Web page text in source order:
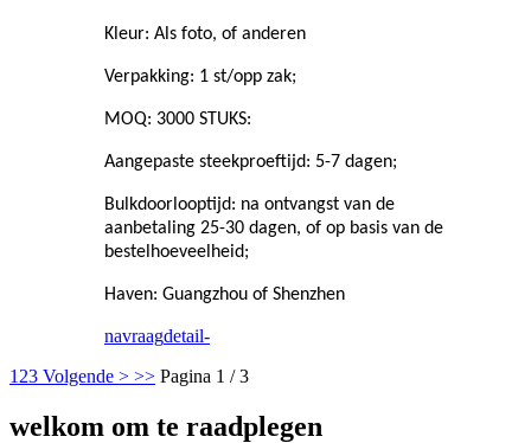
Kleur: Als foto, of anderen
Verpakking: 1 st/opp zak;
MOQ: 3000 STUKS:
Aangepaste steekproeftijd: 5-7 dagen;
Bulkdoorlooptijd: na ontvangst van de
aanbetaling 25-30 dagen, of op basis van de
bestelhoeveelheid;
Haven: Guangzhou of Shenzhen
navraagdetail-
1 23 Volgende > >> Pagina 1 / 3
welkom om te raadplegen